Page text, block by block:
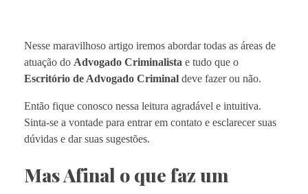
Nesse maravilhoso artigo iremos abordar todas as áreas de
atuação do Advogado Criminalista e tudo que o
Escritório de Advogado Criminal deve fazer ou não.
Então fique conosco nessa leitura agradável e intuitiva.
Sinta-se a vontade para entrar em contato e esclarecer suas
dúvidas e dar suas sugestões.
Mas Afinal o que faz um